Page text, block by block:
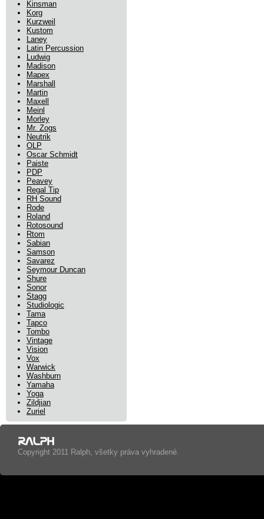
Kinsman
Korg
Kurzweil
Kustom
Laney
Latin Percussion
Ludwig
Madison
Mapex
Marshall
Martin
Maxell
Meinl
Morley
Mr. Zogs
Neutrik
OLP
Oscar Schmidt
Paiste
PDP
Peavey
Regal Tip
RH Sound
Rode
Roland
Rotosound
Rtom
Sabian
Samson
Savarez
Seymour Duncan
Shure
Sonor
Stagg
Studiologic
Tama
Tapco
Tombo
Vintage
Vision
Vox
Warwick
Washburn
Yamaha
Yoga
Zildjian
Zuriel
Copyright 2011 Ralph, všetky práva vyhradené.